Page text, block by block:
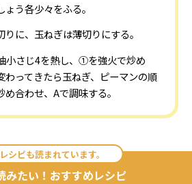
う各少々をふる。
りに、玉ねぎは薄切りにする。
小さじ4を熱し、①を強火で炒め
わってきたら玉ねぎ、ピーマンの順
め合わせ、Aで調味する。
シピも読まれています。
みたい！おすすめレシピ